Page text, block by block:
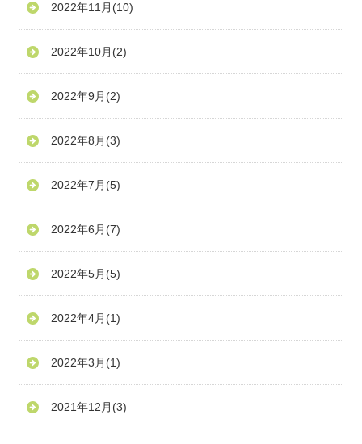
2022年11月 (10)
2022年10月 (2)
2022年9月 (2)
2022年8月 (3)
2022年7月 (5)
2022年6月 (7)
2022年5月 (5)
2022年4月 (1)
2022年3月 (1)
2021年12月 (3)